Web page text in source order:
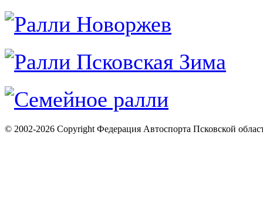
© 2002-2026 Copyright Федерация Автоспорта Псковской